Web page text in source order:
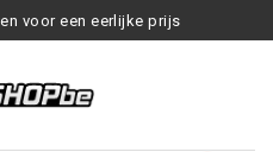
prijs